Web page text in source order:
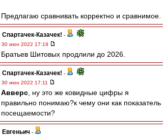
Предлагаю сравнивать корректно и сравнимое.
Спартачек-Казачек! -
30 июн 2022 17:19
Братьев Шитовых продлили до 2026.
Спартачек-Казачек! -
30 июн 2022 17:11
Авверс , ну это же ковидные цифры я
правильно понимаю?к чему они как показатель
посещаемости?
Евгеньич -